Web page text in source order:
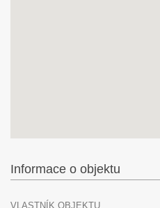
Informace o objektu
VLASTNÍK OBJEKTU